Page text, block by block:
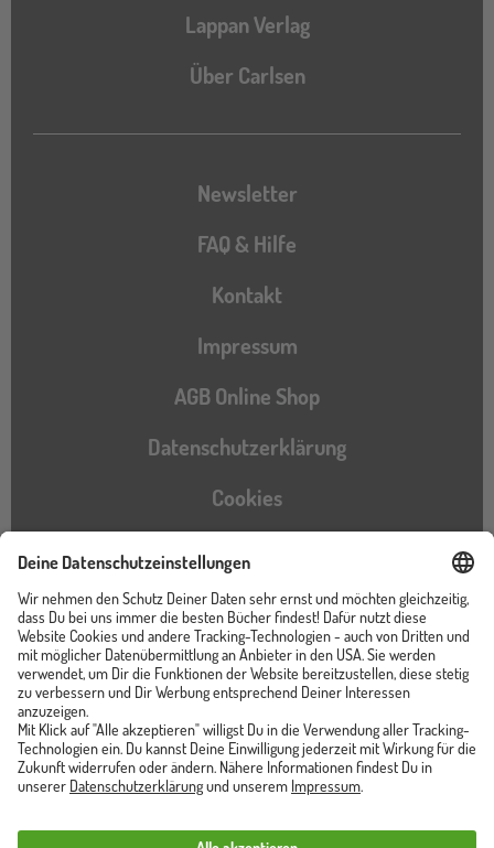
Lappan Verlag
Über Carlsen
Newsletter
FAQ & Hilfe
Kontakt
Impressum
AGB Online Shop
Datenschutzerklärung
Cookies
Barrierefreiheitserklärung
Instagram
TikTokPinterestYouTubeFacebook
Unser Shop ist von